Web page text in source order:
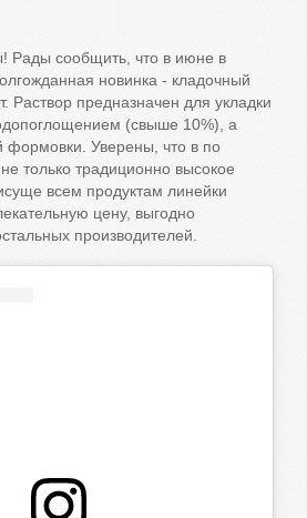
Рады сообщить, что в июне в
новинка - кладочный
Раствор предназначен для укладки
(свыше 10%), а
формовки. Уверены, что в по
только традиционно высокое
всем продуктам линейки
цену, выгодно
производителей.